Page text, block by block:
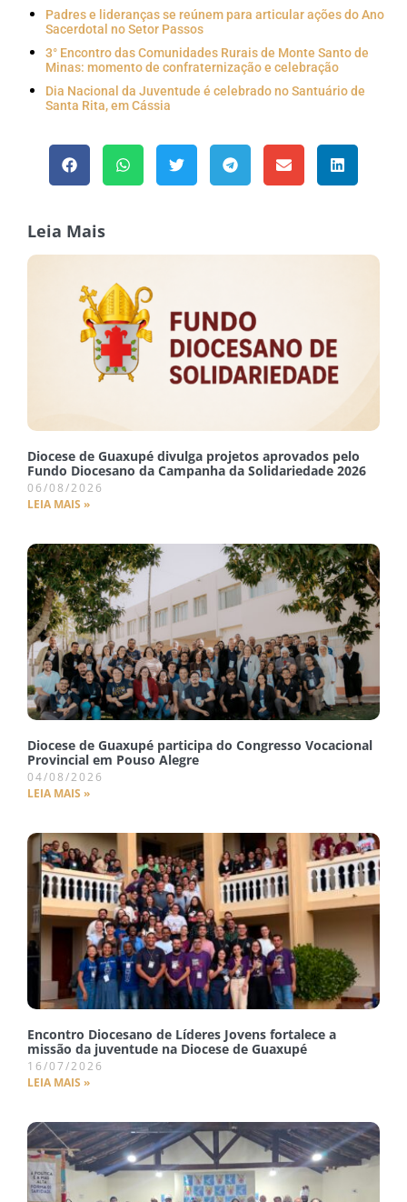
Padres e lideranças se reúnem para articular ações do Ano
Sacerdotal no Setor Passos
3° Encontro das Comunidades Rurais de Monte Santo de
Minas: momento de confraternização e celebração
Dia Nacional da Juventude é celebrado no Santuário de
Santa Rita, em Cássia
Leia Mais
Diocese de Guaxupé divulga projetos aprovados pelo
Fundo Diocesano da Campanha da Solidariedade 2026
06/08/2026
LEIA MAIS »
Diocese de Guaxupé participa do Congresso Vocacional
Provincial em Pouso Alegre
04/08/2026
LEIA MAIS »
Encontro Diocesano de Líderes Jovens fortalece a
missão da juventude na Diocese de Guaxupé
16/07/2026
LEIA MAIS »